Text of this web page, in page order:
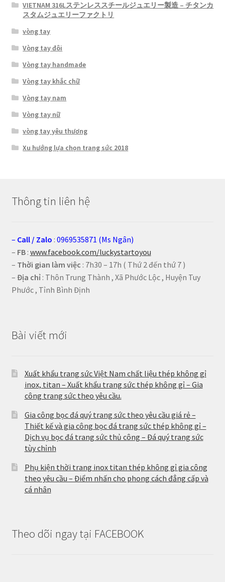
VIETNAM 316Lステンレススチールジュエリー製造 – チタンカ
スタムジュエリーファクトリ
vòng tay
Vòng tay đôi
Vòng tay handmade
Vòng tay khắc chữ
Vòng tay nam
Vòng tay nữ
vòng tay yêu thương
Xu hướng lựa chọn trang sức 2018
Thông tin liên hệ
– Call / Zalo : 0969535871 (Ms Ngân)
– FB: www.facebook.com/luckystartoyou
– Thời gian làm việc : 7h30 – 17h ( Thứ 2 đến thứ 7 )
– Địa chỉ: Thôn Trung Thành , Xã Phước Lộc , Huyện Tuy
Phước , Tỉnh Bình Định
Bài viết mới
Xuất khẩu trang sức Việt Nam chất liệu thép không gỉ
inox, titan – Xuất khẩu trang sức thép không gỉ – Gia
công trang sức theo yêu cầu.
Gia công bọc đá quý trang sức theo yêu cầu giá rẻ –
Thiết kế và gia công bọc đá trang sức thép không gỉ –
Dịch vụ bọc đá trang sức thủ công – Đá quý trang sức
tùy chỉnh
Phụ kiện thời trang inox titan thép không gỉ gia công
theo yêu cầu – Điểm nhấn cho phong cách đẳng cấp và
cá nhân
Theo dõi ngay tại FACEBOOK